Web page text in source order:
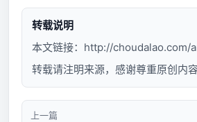
转载说明
本文链接： http://choudalao.com/
转载请注明来源，感谢尊重原创内容
上一篇